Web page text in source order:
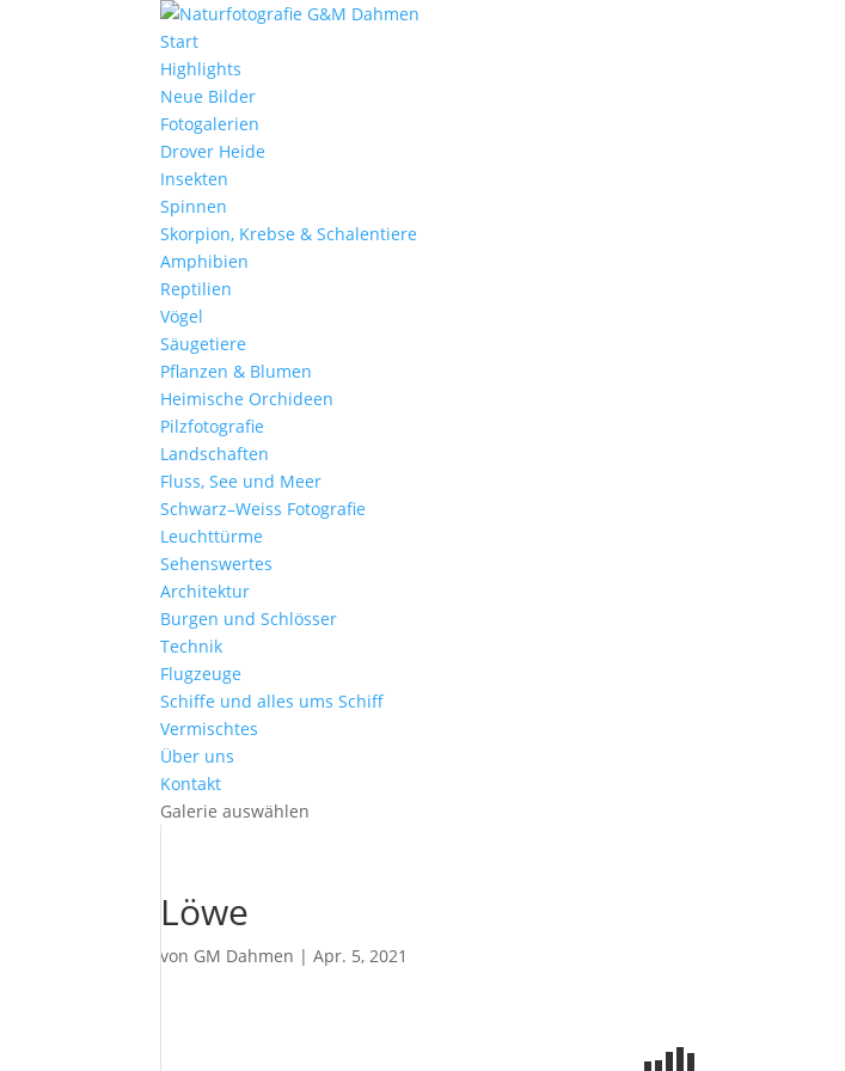
Start
Highlights
Neue Bilder
Fotogalerien
Drover Heide
Insekten
Spinnen
Skorpion, Krebse & Schalentiere
Amphibien
Reptilien
Vögel
Säugetiere
Pflanzen & Blumen
Heimische Orchideen
Pilzfotografie
Landschaften
Fluss, See und Meer
Schwarz–Weiss Fotografie
Leuchttürme
Sehenswertes
Architektur
Burgen und Schlösser
Technik
Flugzeuge
Schiffe und alles ums Schiff
Vermischtes
Über uns
Kontakt
Galerie auswählen
Löwe
von GM Dahmen |Apr. 5, 2021